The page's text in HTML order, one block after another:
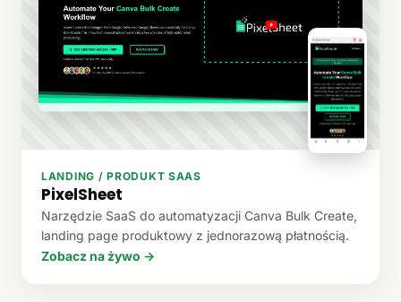
LANDING / PRODUKT SAAS
PixelSheet
Narzędzie SaaS do automatyzacji Canva Bulk Create,
landing page produktowy z jednorazową płatnością.
Zobacz na żywo →